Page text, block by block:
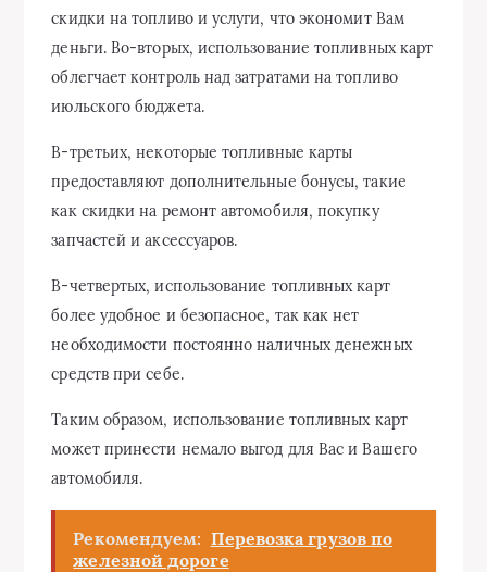
скидки на топливо и услуги, что экономит Вам
деньги. Во-вторых, использование топливных карт
облегчает контроль над затратами на топливо
июльского бюджета.
В-третьих, некоторые топливные карты
предоставляют дополнительные бонусы, такие
как скидки на ремонт автомобиля, покупку
запчастей и аксессуаров.
В-четвертых, использование топливных карт
более удобное и безопасное, так как нет
необходимости постоянно наличных денежных
средств при себе.
Таким образом, использование топливных карт
может принести немало выгод для Вас и Вашего
автомобиля.
Рекомендуем: Перевозка грузов по
железной дороге